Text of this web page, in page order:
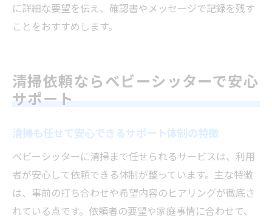
に詳細な要望を伝え、確認書やメッセージで記録を残す
ことをおすすめします。
清掃依頼ならベビーシッターで安心
サポート
清掃も任せて安心できるサポート体制の特徴
ベビーシッターに清掃まで任せられるサービスは、利用
者が安心して依頼できる体制が整っています。主な特徴
は、事前の打ち合わせや希望内容のヒアリングが徹底さ
れている点です。依頼者の要望や家庭事情に合わせて、